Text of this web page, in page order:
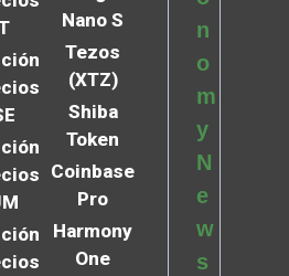
Nano S
Tezos
(XTZ)
Shiba
Token
Coinbase
Pro
Harmony
One
n
o
m
y
N
e
w
s